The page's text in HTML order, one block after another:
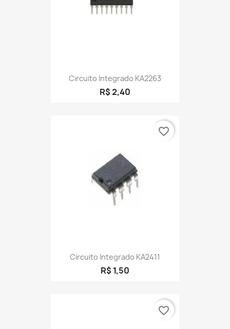
Circuito Integrado KA2263
R$ 2,40
Circuito Integrado KA2411
R$ 1,50
favorite_border
favorite_border